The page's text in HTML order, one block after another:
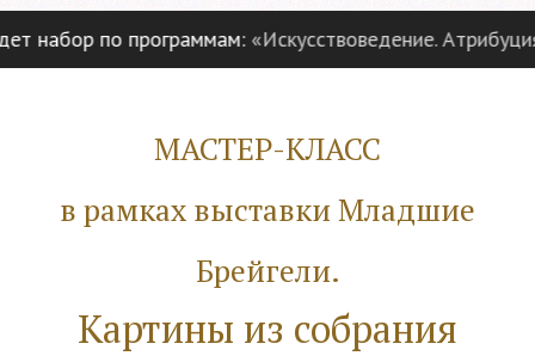
набор по программам:«Искусствоведение. Атрибуция
МАСТЕР-КЛАСС
в рамках выставки Младшие
Брейгели.
Картины из собрания